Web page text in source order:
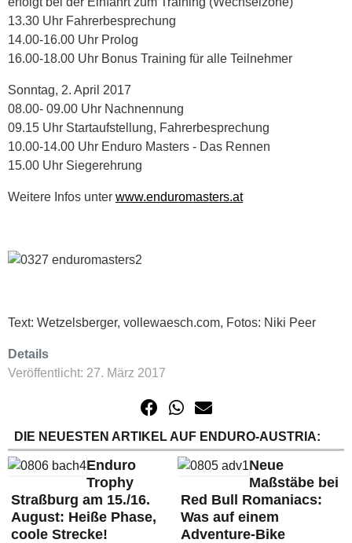
13.30 Uhr Fahrerbesprechung
14.00-16.00 Uhr Prolog
16.00-18.00 Uhr Bonus Training für alle Teilnehmer
Sonntag, 2. April 2017
08.00- 09.00 Uhr Nachnennung
09.15 Uhr Startaufstellung, Fahrerbesprechung
10.00-14.00 Uhr Enduro Masters - Das Rennen
15.00 Uhr Siegerehrung
Weitere Infos unter www.enduromasters.at
Text: Wetzelsberger, vollewaesch.com, Fotos: Niki Peer
Details
Veröffentlicht: 27. März 2017
DIE NEUESTEN ARTIKEL AUF ENDURO-AUSTRIA:
Enduro
Trophy
Straßburg am 15./16.
August: Heiße Phase,
coole Strecke!
Neue
Maßstäbe bei
Red Bull Romaniacs:
Was auf einem
Adventure-Bike